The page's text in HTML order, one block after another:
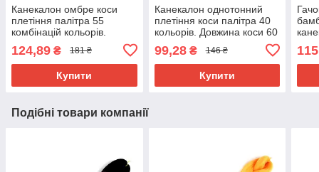
Канекалон омбре коси
плетіння палітра 55
комбінацій кольорів.
Термостійкий
124,89 ₴ 181 ₴
Купити
Канекалон однотонний
плетіння коси палітра 40
кольорів. Довжина коси 60
99,28₴ 146 ₴
Купити
115
Подібні товари компанії